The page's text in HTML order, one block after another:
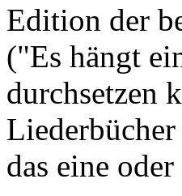
Edition der
("Es hängt
durchsetzen
das eine